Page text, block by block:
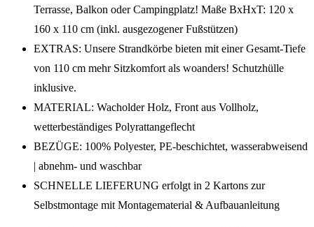
Terrasse, Balkon oder Campingplatz! Maße BxHxT: 120 x
160 x 110 cm (inkl. ausgezogener Fußstützen)
EXTRAS: Unsere Strandkörbe bieten mit einer Gesamt-Tiefe
von 110 cm mehr Sitzkomfort als woanders! Schutzhülle
inklusive.
MATERIAL: Wacholder Holz, Front aus Vollholz,
wetterbeständiges Polyrattangeflecht
BEZÜGE: 100% Polyester, PE-beschichtet, wasserabweisend
| abnehm- und waschbar
SCHNELLE LIEFERUNG erfolgt in 2 Kartons zur
Selbstmontage mit Montagematerial & Aufbauanleitung